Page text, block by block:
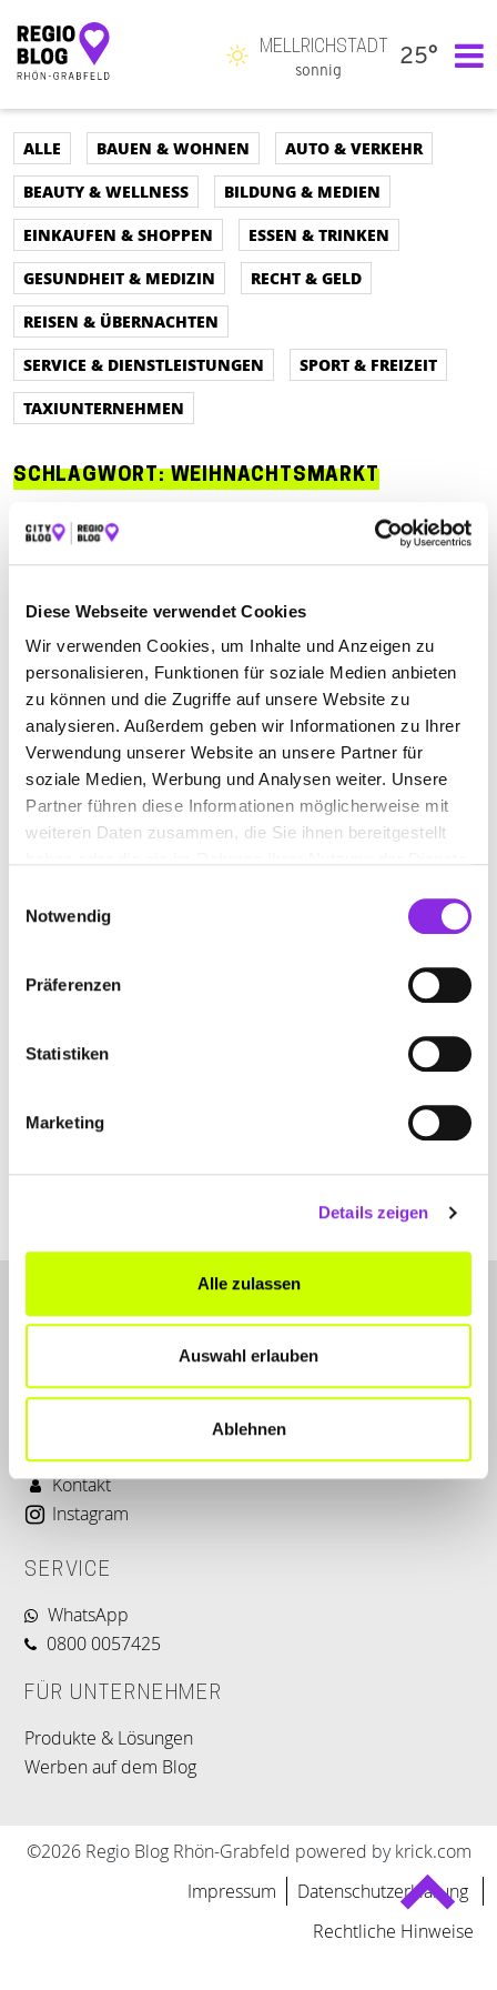
Diese Webseite verwendet Cookies
Wir verwenden Cookies, um Inhalte und Anzeigen zu
personalisieren, Funktionen für soziale Medien anbieten
zu können und die Zugriffe auf unsere Website zu
analysieren. Außerdem geben wir Informationen zu Ihrer
Verwendung unserer Website an unsere Partner für
soziale Medien, Werbung und Analysen weiter. Unsere
Partner führen diese Informationen möglicherweise mit
weiteren Daten zusammen, die Sie ihnen bereitgestellt
Notwendig
Präferenzen
Statistiken
Marketing
Details zeigen
Alle zulassen
Auswahl erlauben
Ablehnen
Hauptnavigation
MELLRICHSTADT
sonnig
25°
ALLE BAUEN & WOHNEN
AUTO & VERKEHR
BEAUTY & WELLNESS
BILDUNG & MEDIEN
EINKAUFEN & SHOPPEN
ESSEN & TRINKEN
GESUNDHEIT & MEDIZIN
RECHT & GELD
REISEN & ÜBERNACHTEN
SERVICE & DIENSTLEISTUNGEN
SPORT & FREIZEIT
TAXIUNTERNEHMEN
SCHLAGWORT:WEIHNACHTSMARKT
ALLE AUTO & VERKEHR
ÄMTER & BEHÖRDEN
BILDUNG & MEDIEN
EINKAUFEN & SHOPPEN
ESSEN & TRINKEN
GESUNDHEIT & MEDIZIN
RECHT & GELD
REISEN & ÜBERNACHTEN
SERVICE & DIENSTLEISTUNGEN
SPORT & FREIZEIT
WEIHNACHTS- UND ADVENTSMÄRKTE IN R…
Kontakt
Instagram
SERVICE
WhatsApp
0800 0057425
FÜR UNTERNEHMER
Produkte & Lösungen
Werben auf dem Blog
©2026 Regio Blog Rhön-Grabfeld powered by krick.com
Impressum
Datenschutzerklärung
Rechtliche Hinweise